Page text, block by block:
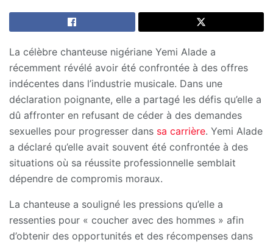
La célèbre chanteuse nigériane Yemi Alade a
récemment révélé avoir été confrontée à des offres
indécentes dans l’industrie musicale. Dans une
déclaration poignante, elle a partagé les défis qu’elle a
dû affronter en refusant de céder à des demandes
sexuelles pour progresser dans sa carrière. Yemi Alade
a déclaré qu’elle avait souvent été confrontée à des
situations où sa réussite professionnelle semblait
dépendre de compromis moraux.
La chanteuse a souligné les pressions qu’elle a
ressenties pour « coucher avec des hommes » afin
d’obtenir des opportunités et des récompenses dans